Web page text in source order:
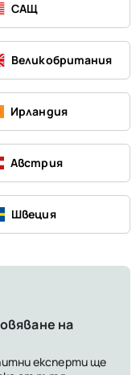
САЩ
Великобритания
Ирландия
Австрия
Швеция
на
експерти ще